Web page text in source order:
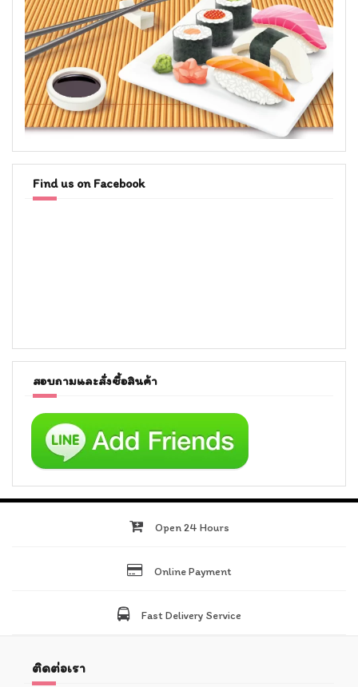
Find us on Facebook
สอบถามและสั่งซื้อสินค้า
Open 24 Hours
Online Payment
Fast Delivery Service
ติดต่อเรา